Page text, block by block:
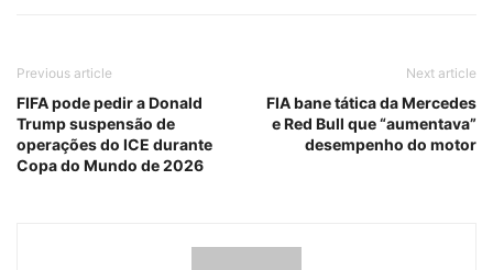
Previous article
FIFA pode pedir a Donald
Trump suspensão de
operações do ICE durante
Copa do Mundo de 2026
Next article
FIA bane tática da Mercedes
e Red Bull que “aumentava”
desempenho do motor